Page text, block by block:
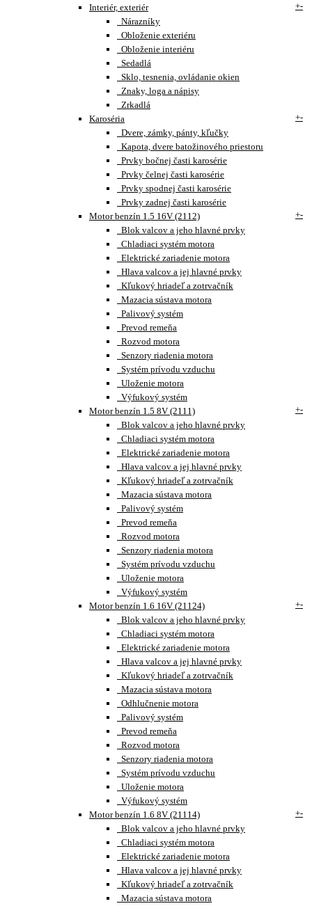
Interiér, exteriér
+-
Nárazníky
Obloženie exteriéru
Obloženie interiéru
Sedadlá
Sklo, tesnenia, ovládanie okien
Znaky, loga a nápisy
Zrkadlá
Karoséria
+-
Dvere, zámky, pánty, kľučky
Kapota, dvere batožinového priestoru
Prvky bočnej časti karosérie
Prvky čelnej časti karosérie
Prvky spodnej časti karosérie
Prvky zadnej časti karosérie
Motor benzín 1.5 16V (2112)
+-
Blok valcov a jeho hlavné prvky
Chladiaci systém motora
Elektrické zariadenie motora
Hlava valcov a jej hlavné prvky
Kľukový hriadeľ a zotrvačník
Mazacia sústava motora
Palivový systém
Prevod remeňa
Rozvod motora
Senzory riadenia motora
Systém prívodu vzduchu
Uloženie motora
Výfukový systém
Motor benzín 1.5 8V (2111)
+-
Blok valcov a jeho hlavné prvky
Chladiaci systém motora
Elektrické zariadenie motora
Hlava valcov a jej hlavné prvky
Kľukový hriadeľ a zotrvačník
Mazacia sústava motora
Palivový systém
Prevod remeňa
Rozvod motora
Senzory riadenia motora
Systém prívodu vzduchu
Uloženie motora
Výfukový systém
Motor benzín 1.6 16V (21124)
+-
Blok valcov a jeho hlavné prvky
Chladiaci systém motora
Elektrické zariadenie motora
Hlava valcov a jej hlavné prvky
Kľukový hriadeľ a zotrvačník
Mazacia sústava motora
Odhlučnenie motora
Palivový systém
Prevod remeňa
Rozvod motora
Senzory riadenia motora
Systém prívodu vzduchu
Uloženie motora
Výfukový systém
Motor benzín 1.6 8V (21114)
+-
Blok valcov a jeho hlavné prvky
Chladiaci systém motora
Elektrické zariadenie motora
Hlava valcov a jej hlavné prvky
Kľukový hriadeľ a zotrvačník
Mazacia sústava motora